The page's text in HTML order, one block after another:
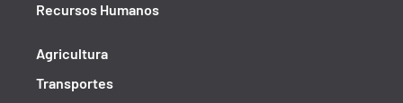
Recursos Humanos
Agricultura
Transportes